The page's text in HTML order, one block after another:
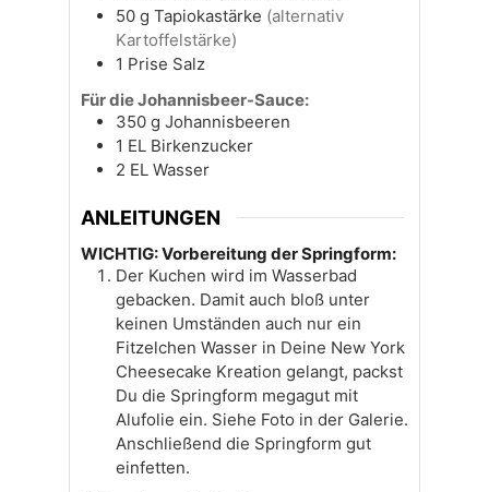
50 g Tapiokastärke (alternativ
Kartoffelstärke)
1 Prise Salz
Für die Johannisbeer-Sauce:
350 g Johannisbeeren
1 EL Birkenzucker
2 EL Wasser
ANLEITUNGEN
WICHTIG: Vorbereitung der Springform:
Der Kuchen wird im Wasserbad
gebacken. Damit auch bloß unter
keinen Umständen auch nur ein
Fitzelchen Wasser in Deine New York
Cheesecake Kreation gelangt, packst
Du die Springform megagut mit
Alufolie ein. Siehe Foto in der Galerie.
Anschließend die Springform gut
einfetten.